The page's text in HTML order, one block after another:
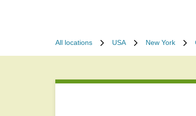
All locations USA New York